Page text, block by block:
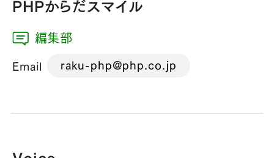
PHPからだスマイル
編集部
Email raku-php@php.co.jp